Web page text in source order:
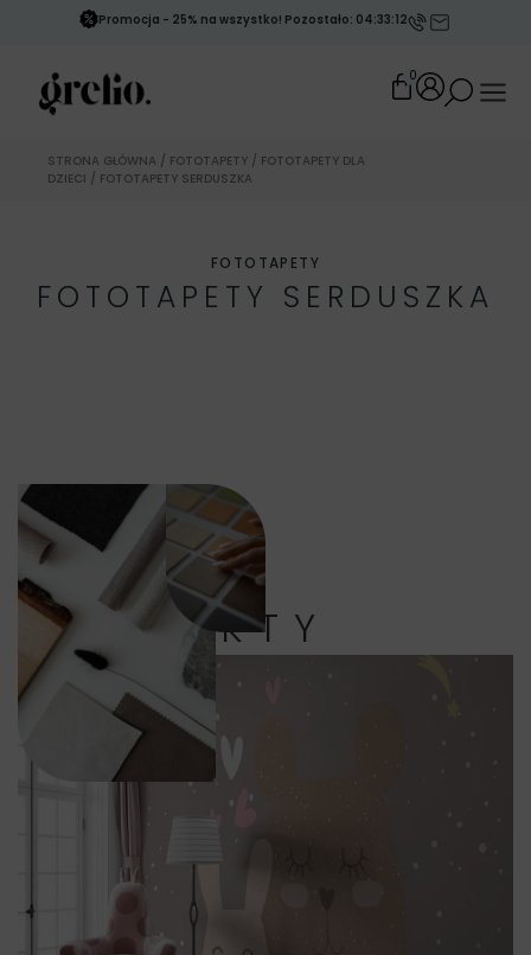
Promocja - 25% na wszystko! Pozostało: 04:33:11
0
STRONA GŁÓWNA / FOTOTAPETY / FOTOTAPETY DLA
DZIECI / FOTOTAPETY SERDUSZKA
FOTOTAPETY
FOTOTAPETY SERDUSZKA
PRODUKTY